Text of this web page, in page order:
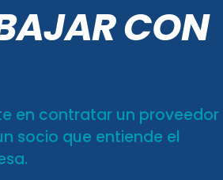
CON
en contratar un proveedor
socio que entiende el